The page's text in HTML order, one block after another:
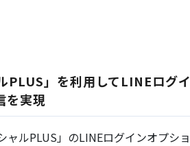
PLUS」を利用してLINEログイ
を実現
ルPLUS」のLINEログインオプショ